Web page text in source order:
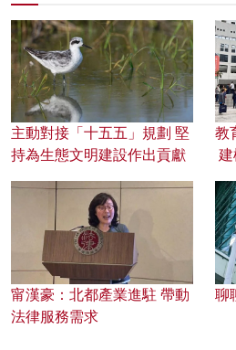
主動對接「十五五」規劃 堅
持為生態文明建設作出貢獻
教
甯漢豪：北都產業進駐 帶動
法律服務需求
聊